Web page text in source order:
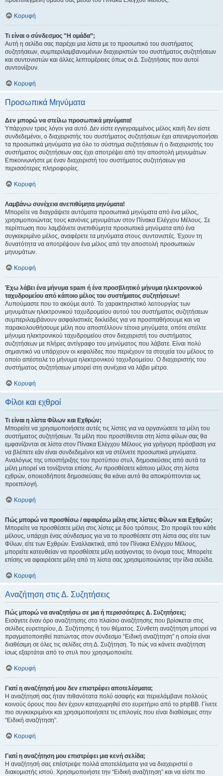
Κορυφή
Τι είναι ο σύνδεσμος "Η ομάδα”;
Αυτή η σελίδα σας παρέχει μια λίστα με το προσωπικό του συστήματος
συζητήσεων, συμπεριλαμβανομένων διαχειριστών του συστήματος συζητήσεων
και συντονιστών και άλλες λεπτομέρειες όπως οι Δ. Συζητήσεις που αυτοί
συντονίζουν.
Κορυφή
Προσωπικά Μηνύματα
Δεν μπορώ να στείλω προσωπικά μηνύματα!
Υπάρχουν τρεις λόγοι για αυτό. Δεν είστε εγγεγραμμένος μέλος και/ή δεν είστε
συνδεδεμένοι, ο διαχειριστής του συστήματος συζητήσεων έχει απενεργοποιήσει
τα προσωπικά μηνύματα για όλο το σύστημα συζητήσεων ή ο διαχειριστής του
συστήματος συζητήσεων σας έχει αποτρέψει από την αποστολή μηνυμάτων.
Επικοινωνήστε με έναν διαχειριστή του συστήματος συζητήσεων για
περισσότερες πληροφορίες.
Κορυφή
Λαμβάνω συνέχεια ανεπιθύμητα μηνύματα!
Μπορείτε να διαγράψετε αυτόματα προσωπικά μηνύματα από ένα μέλος,
χρησιμοποιώντας τους κανόνες μηνυμάτων στον Πίνακα Ελέγχου Μέλους. Σε
περίπτωση που λαμβάνετε ανεπιθύμητα προσωπικά μηνύματα από ένα
συγκεκριμένο μέλος, αναφέρετε τα μηνύματα στους συντονιστές. Έχουν τη
δυνατότητα να αποτρέψουν ένα μέλος από την αποστολή προσωπικών
μηνυμάτων.
Κορυφή
Έχω λάβει ένα μήνυμα spam ή ένα προσβλητικό μήνυμα ηλεκτρονικού
ταχυδρομείου από κάποιο μέλος του συστήματος συζητήσεων!
Λυπούμαστε που το ακούμε αυτό. Το χαρακτηριστικό λειτουργίας των
μηνυμάτων ηλεκτρονικού ταχυδρομείου αυτού του συστήματος συζητήσεων
συμπεριλαμβάνουν ασφαλιστικές δικλείδες για να προσπαθήσουμε και να
παρακολουθήσουμε μέλη που αποστέλλουν τέτοια μηνύματα, οπότε στείλτε
μήνυμα ηλεκτρονικού ταχυδρομείου στον διαχειριστή του συστήματος
συζητήσεων με πλήρες αντίγραφο του μηνύματος που λάβατε. Είναι πολύ
σημαντικό να υπάρχουν οι κεφαλίδες που περιέχουν τα στοιχεία του μέλους το
οποίο απέστειλε το μήνυμα ηλεκτρονικού ταχυδρομείου. Ο διαχειριστής του
συστήματος συζητήσεων μπορεί στη συνέχεια να λάβει μέτρα.
Κορυφή
Φίλοι και εχθροί
Τι είναι η λίστα Φίλων και Εχθρών;
Μπορείτε να χρησιμοποιήσετε αυτές τις λίστες για να οργανώσετε τα μέλη του
συστήματος συζητήσεων. Τα μέλη που προστίθενται στη λίστα φίλων σας θα
εμφανίζονται σε λίστα στον Πίνακα Ελέγχου Μέλους για γρήγορη πρόσβαση για
να βλέπετε εάν είναι συνδεδεμένοι και να στέλνετε προσωπικά μηνύματα.
Αναλόγως της υποστήριξης του προτύπου στυλ, δημοσιεύσεις από αυτά τα
μέλη μπορεί να τονίζονται επίσης. Αν προσθέσετε κάποιο μέλος στη λίστα
εχθρών, οποιεσδήποτε δημοσιεύσεις θα κάνει αυτό θα αποκρύπτονται ως
προεπιλογή.
Κορυφή
Πώς μπορώ να προσθέσω / αφαιρέσω μέλη στις λίστες Φίλων και Εχθρών;
Μπορείτε να προσθέσετε μέλη στις λίστες με δύο τρόπους. Στο προφίλ του κάθε
μέλους, υπάρχει ένας σύνδεσμος για να το προσθέσετε στη λίστα σας είτε των
Φίλων, είτε των Εχθρών. Εναλλακτικά, από τον Πίνακα Ελέγχου Μέλους,
μπορείτε κατευθείαν να προσθέσετε μέλη εισάγοντας το όνομα τους. Μπορείτε
επίσης να αφαιρέσετε μέλη από τη λίστα σας χρησιμοποιώντας την ίδια σελίδα.
Κορυφή
Αναζήτηση στις Δ. Συζητήσεις
Πώς μπορώ να αναζητήσω σε μια ή περισσότερες Δ. Συζητήσεις;
Εισάγετε έναν όρο αναζήτησης στο πλαίσιο αναζήτησης που βρίσκεται στις
σελίδες ευρετηρίου, Δ. Συζήτησης ή του θέματος. Σύνθετη αναζήτηση μπορεί να
πραγματοποιηθεί πατώντας στον σύνδεσμο “Ειδική αναζήτηση” η οποία είναι
διαθέσιμη σε όλες τις σελίδες στη Δ. Συζήτηση. Το πώς να κάνετε αναζήτηση
ίσως εξαρτάται από το στυλ που χρησιμοποιείτε.
Κορυφή
Γιατί η αναζήτησή μου δεν επιστρέφει αποτελέσματα;
Η αναζήτησή σας ήταν πιθανότατα πολύ ασαφής και περιελάμβανε πολλούς
κοινούς όρους που δεν έχουν καταχωρηθεί στο ευρετήριο από το phpBB. Γίνετε
πιο συγκεκριμένοι και χρησιμοποιήσετε τις επιλογές που είναι διαθέσιμες στην
“Ειδική αναζήτηση”.
Κορυφή
Γιατί η αναζήτηση μου επιστρέφει μια κενή σελίδα;
Η αναζήτησή σας επέστρεψε πολλά αποτελέσματα για να διαχειριστεί ο
διακομιστής ιστού. Χρησιμοποιήστε την “Ειδική αναζήτηση” και να είστε πιο